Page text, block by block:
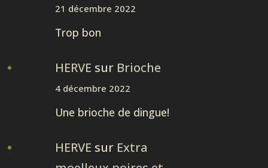
21 décembre 2022
Trop bon
HERVE sur Brioche
4 décembre 2022
Une brioche de dingue!
HERVE sur Extra